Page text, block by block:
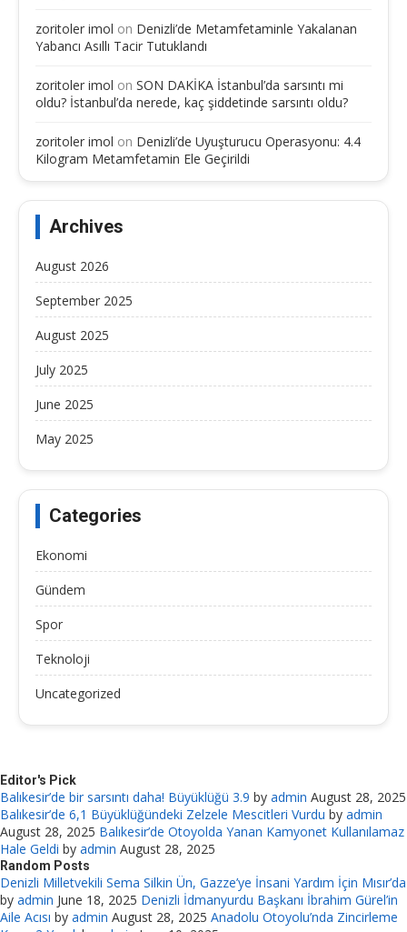
zoritoler imol on Denizli’de Metamfetaminle Yakalanan
Yabancı Asıllı Tacir Tutuklandı
zoritoler imol on SON DAKİKA İstanbul’da sarsıntı mi
oldu? İstanbul’da nerede, kaç şiddetinde sarsıntı oldu?
zoritoler imol on Denizli’de Uyuşturucu Operasyonu: 4.4
Kilogram Metamfetamin Ele Geçirildi
Archives
August 2026
September 2025
August 2025
July 2025
June 2025
May 2025
Categories
Ekonomi
Gündem
Spor
Teknoloji
Uncategorized
Editor's Pick
Balıkesir’de bir sarsıntı daha! Büyüklüğü 3.9 by admin August 28, 2025
Balıkesir’de 6,1 Büyüklüğündeki Zelzele Mescitleri Vurdu by admin
August 28, 2025 Balıkesir’de Otoyolda Yanan Kamyonet Kullanılamaz
Hale Geldi by admin August 28, 2025
Random Posts
Denizli Milletvekili Sema Silkin Ün, Gazze’ye İnsani Yardım İçin Mısır’da
by admin June 18, 2025 Denizli İdmanyurdu Başkanı İbrahim Gürel’in
Aile Acısı by admin August 28, 2025 Anadolu Otoyolu’nda Zincirleme